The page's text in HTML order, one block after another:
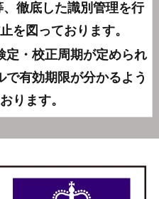
徹底した識別管理を行
を図っております。
定・校正周期が定められ
有効期限が分かるよう
ります。